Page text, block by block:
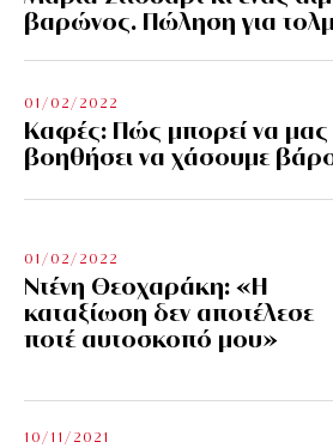
βαρώνος. Πώληση για
01/02/2022
Kαφές: Πώς μπορεί να μας
βοηθήσει να χάσουμε
01/02/2022
Ντένη Θεοχαράκη: «Η
καταξίωση δεν αποτέλεσε
ποτέ αυτοσκοπό μου»
10/11/2021